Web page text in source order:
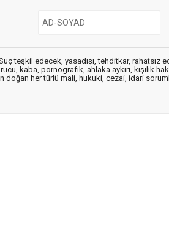
teşkil edecek, yasadışı, tehditkar, rahatsız
kaba, pornografik, ahlaka aykırı, kişilik
doğan her türlü mali, hukuki, cezai, idari